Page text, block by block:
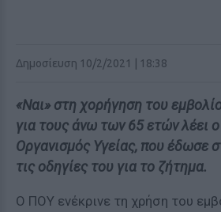
Δημοσίευση 10/2/2021 | 18:38
«Ναι» στη χορήγηση του
για τους άνω των 65 ετών λέει
Οργανισμός Υγείας, που έδωσε
τις οδηγίες του για το ζήτημα.
Ο ΠΟΥ ενέκρινε τη χρήση του